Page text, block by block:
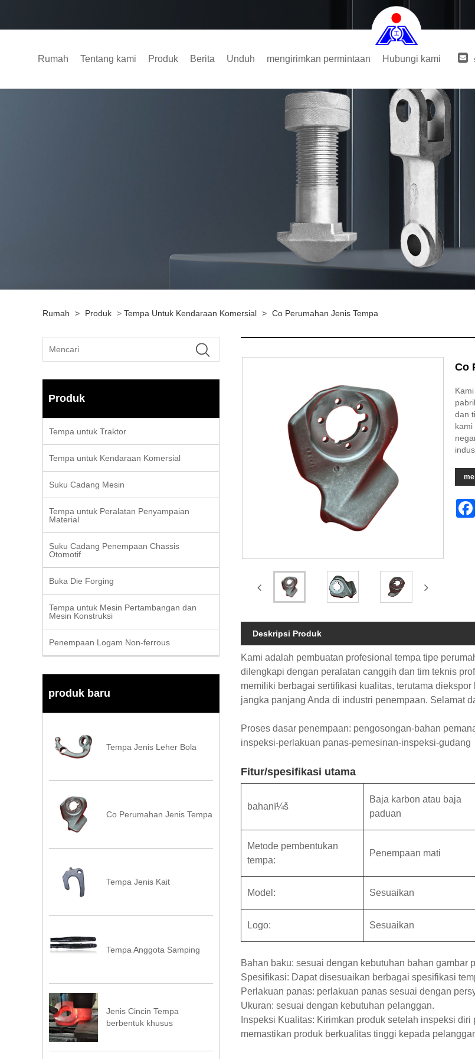
Rumah Tentang kami Produk Berita Unduh mengirimkan permintaan Hubungi kami
Rumah > Produk > Tempa Untuk Kendaraan Komersial > Co Perumahan Jenis Tempa
Produk
Tempa untuk Traktor
Tempa untuk Kendaraan Komersial
Suku Cadang Mesin
Tempa untuk Peralatan Penyampaian
Material
Suku Cadang Penempaan Chassis
Otomotif
Buka Die Forging
Tempa untuk Mesin Pertambangan dan
Mesin Konstruksi
Penempaan Logam Non-ferrous
produk baru
Tempa Jenis Leher Bola
Co Perumahan Jenis Tempa
Tempa Jenis Kait
Tempa Anggota Samping
Jenis Cincin Tempa
berbentuk khusus
Co
dan
kami
Deskripsi Produk
Kami adalah pembuatan profesional tempa tipe
dilengkapi dengan peralatan canggih dan tim teknis
memiliki berbagai sertifikasi kualitas, terutama
jangka panjang Anda di industri penempaan. Selamat
Proses dasar penempaan: pengosongan-bahan
inspeksi-perlakuan panas-pemesinan-inspeksi-gudang
Fitur/spesifikasi utama
bahanï¼š
Baja karbon atau baja
paduan
Metode pembentukan
tempa:
Penempaan mati
Model: Sesuaikan
Logo: Sesuaikan
Bahan baku: sesuai dengan kebutuhan bahan
Spesifikasi: Dapat disesuaikan berbagai spesifikasi
Perlakuan panas: perlakuan panas sesuai dengan
Ukuran: sesuai dengan kebutuhan pelanggan.
Inspeksi Kualitas: Kirimkan produk setelah inspeksi
memastikan produk berkualitas tinggi kepada